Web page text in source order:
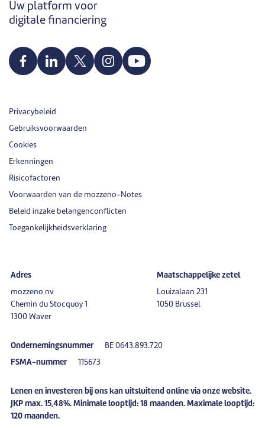
Uw platform voor
digitale financiering
Privacybeleid
Gebruiksvoorwaarden
Cookies
Erkenningen
Risicofactoren
Voorwaarden van de mozzeno-Notes
Beleid inzake belangenconflicten
Toegankelijkheidsverklaring
Adres
mozzeno nv
Chemin du Stocquoy 1
1300 Waver
Maatschappelijke zetel
Louizalaan 231
1050 Brussel
Ondernemingsnummer BE 0643.893.720
FSMA-nummer 115673
Lenen en investeren bij ons kan uitsluitend online via onze website.
JKP max. 15,48%. Minimale looptijd: 18 maanden. Maximale looptijd:
120 maanden.